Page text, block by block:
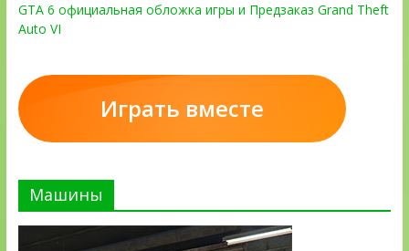
GTA 6 официальная обложка игры и Предзаказ Grand Theft
Auto VI
Играть вместе
Машины